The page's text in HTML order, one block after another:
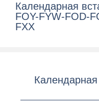
Календарная
FOY-FYW-FOD-
FXX